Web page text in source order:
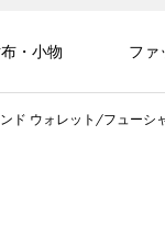
・小物 ファ
ド ウォレット/フューシ